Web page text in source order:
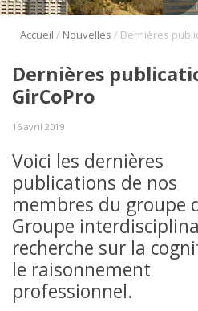
Accueil / Nouvelles /
Dernières
GirCoPro
16 avril 2019
Voici les dernières
publications de nos
membres du groupe
Groupe
recherche sur la
le raisonnement
professionnel.